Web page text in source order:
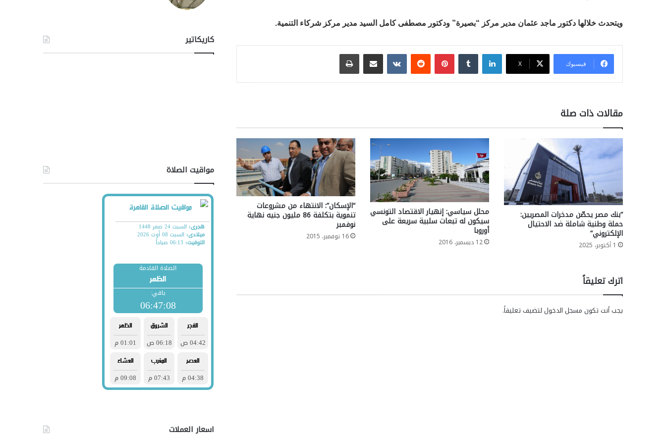
ويتحدث خلالها دكتور ماجد عثمان مدير مركز “بصيرة” ودكتور مصطفى كامل السيد مدير مركز شركاء التنمية.
فيسبوك ‫X
لينكدإن بينتيريست مشاركة عبر البريد طباعة
مقالات ذات صلة
“بنك مصر يحصّن مدخرات المصريين:
حملة وطنية شاملة ضد الاحتيال
الإلكتروني”
1 أكتوبر، 2025
محلل سياسي: إنهيار الاقتصاد التونسي
سيكون له تبعات سلبية سريعة على
أوروبا
12 ديسمبر، 2016
“الإسكان”: الانتهاء من مشروعات
تنموية بتكلفة 86 مليون جنيه نهاية
نوفمبر
16 نوفمبر، 2015
اترك تعليقاً
يجب أنت تكون مسجل الدخول لتضيف تعليقاً.
كاريكاتير
مواقيت الصلاة
اسعار العملات